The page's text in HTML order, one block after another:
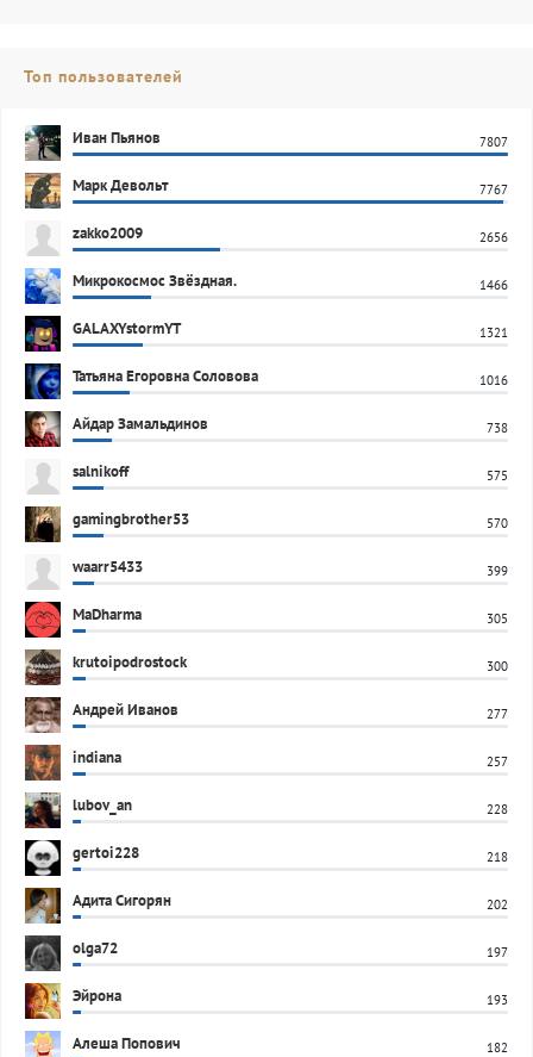
Топ пользователей
Иван Пьянов 7807
Марк Девольт 7767
zakko2009 2656
Микрокосмос Звёздная. 1466
GALAXYstormYT 1321
Татьяна Егоровна Соловова 1016
Айдар Замальдинов 738
salnikoff 575
gamingbrother53 570
waarr5433 399
MaDharma 305
krutoipodrostock 300
Андрей Иванов 277
indiana 257
lubov_an 228
gertoi228 218
Адита Сигорян 202
olga72 197
Эйрона 193
Алеша Попович 182